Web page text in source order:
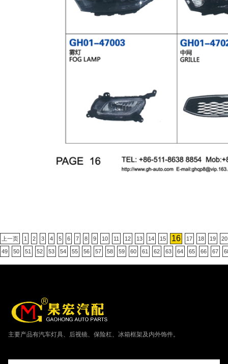
上一页 1 2 3 4 5 6 7 8 9 10 11 12 13 14 15 16 17 18 19 20
49 50 51 52 53 54 55 56 57 58 59 60 61 62 63 64 65 66 67
主要产品有汽车灯具、后视镜、保险杠、冰箱框架及内外饰件。